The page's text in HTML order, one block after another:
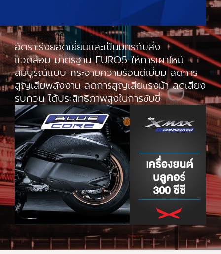
อัตราเร่งยอดเยี่ยมและเป็นมิตรกับสิ่ง
แวดล้อม มาตรฐาน EURO5 ให้การเผาไหม้
สมบูรณ์แบบ กระจายความร้อนดีเยี่ยม ลดการ
สูญเสียพลังงาน ลดการสูญเสียแรงม้า ลดเสียง
รบกวน ได้ประสิทธิภาพสูงในการขับขี่